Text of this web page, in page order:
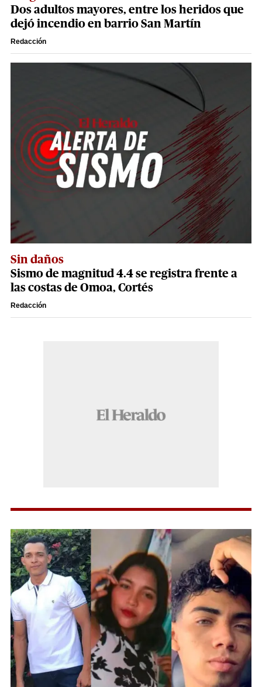
Dos adultos mayores, entre los heridos que
dejó incendio en barrio San Martín
Redacción
Sin daños
Sismo de magnitud 4.4 se registra frente a
las costas de Omoa, Cortés
Redacción